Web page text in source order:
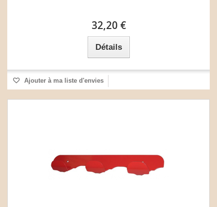
32,20 €
Détails
Ajouter à ma liste d'envies